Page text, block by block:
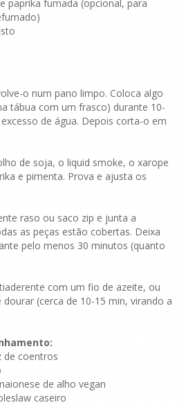
paprika fumada (opcional, para
o num pano limpo. Coloca algo
tábua com um frasco) durante 10-
de água. Depois corta-o em
de soja, o liquid smoke, o xarope
e pimenta. Prova e ajusta os
raso ou saco zip e junta a
as peças estão cobertas. Deixa
pelo menos 30 minutos (quanto
com um fio de azeite, ou
(cerca de 10-15 min, virando a
de coentros
de alho vegan
caseiro